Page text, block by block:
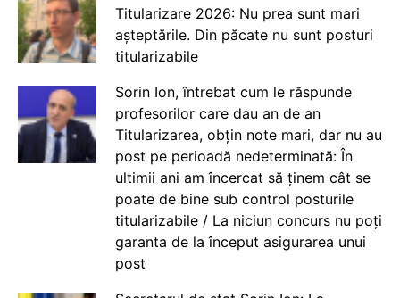
Titularizare 2026: Nu prea sunt mari
așteptările. Din păcate nu sunt posturi
titularizabile
Sorin Ion, întrebat cum le răspunde
profesorilor care dau an de an
Titularizarea, obțin note mari, dar nu au
post pe perioadă nedeterminată: În
ultimii ani am încercat să ținem cât se
poate de bine sub control posturile
titularizabile / La niciun concurs nu poți
garanta de la început asigurarea unui
post